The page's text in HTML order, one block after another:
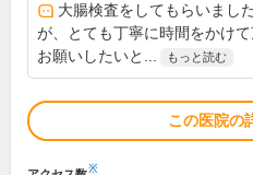
大腸検査をしてもらいまし
が、とても丁寧に時間をかけ
お願いしたいと...
もっと読む
この医院の
※